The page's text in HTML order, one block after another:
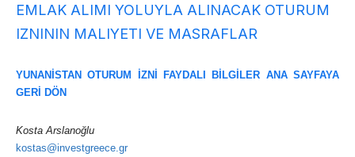
EMLAK ALIMI YOLUYLA ALINACAK OTURUM
IZNININ MALIYETI VE MASRAFLAR
YUNANİSTAN OTURUM İZNİ FAYDALI BİLGİLER ANA SAYFAYA
GERİ DÖN
Kosta Arslanoğlu
kostas@investgreece.gr